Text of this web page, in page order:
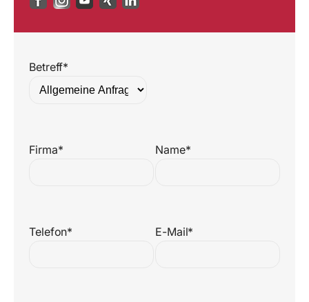
Betreff*
Firma* Name*
Telefon* E-Mail*